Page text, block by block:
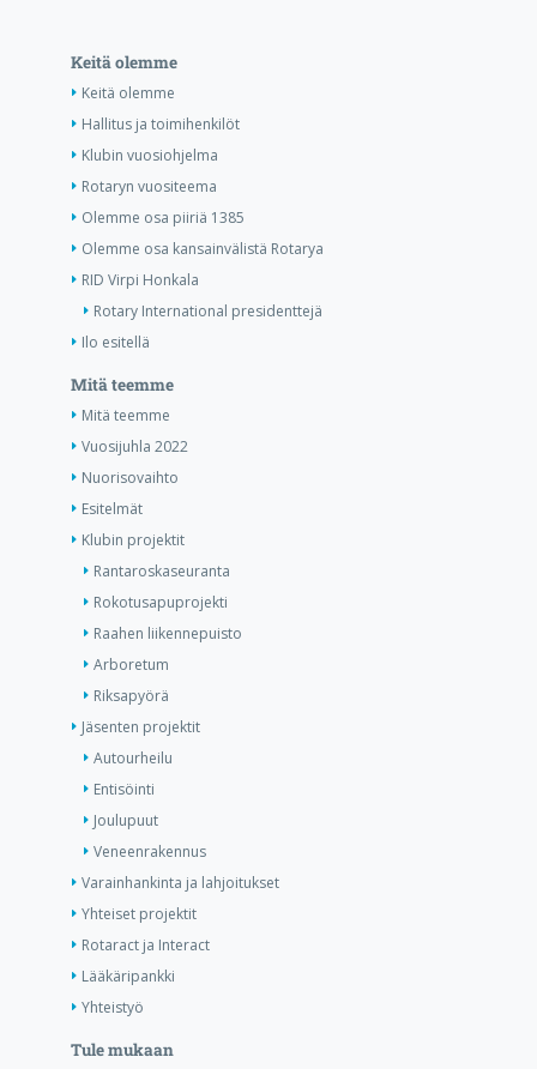
Keitä olemme
Keitä olemme
Hallitus ja toimihenkilöt
Klubin vuosiohjelma
Rotaryn vuositeema
Olemme osa piiriä 1385
Olemme osa kansainvälistä Rotarya
RID Virpi Honkala
Rotary International presidenttejä
Ilo esitellä
Mitä teemme
Mitä teemme
Vuosijuhla 2022
Nuorisovaihto
Esitelmät
Klubin projektit
Rantaroskaseuranta
Rokotusapuprojekti
Raahen liikennepuisto
Arboretum
Riksapyörä
Jäsenten projektit
Autourheilu
Entisöinti
Joulupuut
Veneenrakennus
Varainhankinta ja lahjoitukset
Yhteiset projektit
Rotaract ja Interact
Lääkäripankki
Yhteistyö
Tule mukaan